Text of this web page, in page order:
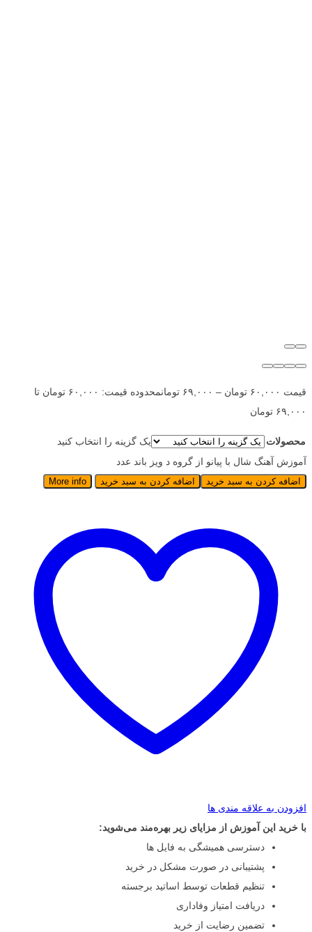
قیمت ۶۰,۰۰۰ تومان – ۶۹,۰۰۰ تومان
محدوده قیمت: ۶۰,۰۰۰ تومان تا
۶۹,۰۰۰ تومان
محصولات
یک گزینه را انتخاب کنید
آموزش آهنگ شال با پیانو از گروه د ویز باند عدد
اضافه کردن به سبد خرید اضافه کردن به سبد خرید More info
افزودن به علاقه مندی ها
با خرید این آموزش از مزایای زیر بهره‌مند می‌شوید:
دسترسی همیشگی به فایل ها
پشتیبانی در صورت مشکل در خرید
تنظیم قطعات توسط اساتید برجسته
دریافت امتیاز وفاداری
تضمین رضایت از خرید